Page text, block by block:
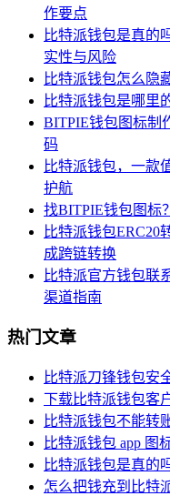
作要点
比特派钱包是真的
实性与风险
比特派钱包怎么隐
比特派钱包是哪里
BITPIE钱包图标制
码
比特派钱包，一款
护航
找BITPIE钱包图标
比特派钱包ERC20
成跨链转换
比特派官方钱包联
渠道指南
热门文章
比特派刀锋钱包安
下载比特派钱包客
比特派钱包不能转
比特派钱包 app 图
比特派钱包是真的
怎么把钱充到比特